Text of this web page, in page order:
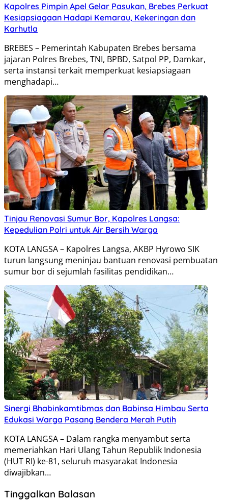
Kapolres Pimpin Apel Gelar Pasukan, Brebes Perkuat
Kesiapsiagaan Hadapi Kemarau, Kekeringan dan
Karhutla
BREBES – Pemerintah Kabupaten Brebes bersama
jajaran Polres Brebes, TNI, BPBD, Satpol PP, Damkar,
serta instansi terkait memperkuat kesiapsiagaan
menghadapi…
Tinjau Renovasi Sumur Bor, Kapolres Langsa:
Kepedulian Polri untuk Air Bersih Warga
KOTA LANGSA – Kapolres Langsa, AKBP Hyrowo SIK
turun langsung meninjau bantuan renovasi pembuatan
sumur bor di sejumlah fasilitas pendidikan…
Sinergi Bhabinkamtibmas dan Babinsa Himbau Serta
Edukasi Warga Pasang Bendera Merah Putih
KOTA LANGSA – Dalam rangka menyambut serta
memeriahkan Hari Ulang Tahun Republik Indonesia
(HUT RI) ke-81, seluruh masyarakat Indonesia
diwajibkan…
Tinggalkan Balasan